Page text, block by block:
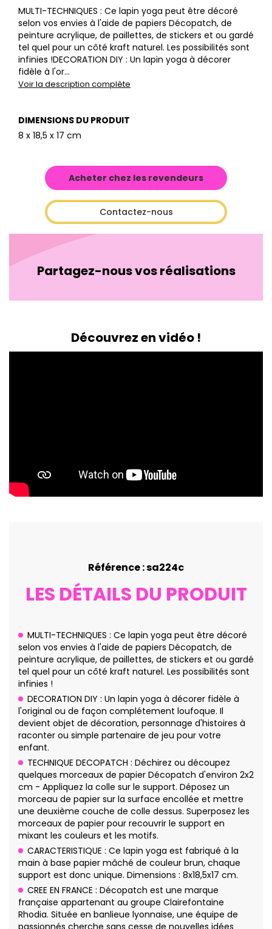
MULTI-TECHNIQUES : Ce lapin yoga peut être décoré
selon vos envies à l'aide de papiers Décopatch, de
peinture acrylique, de paillettes, de stickers et ou gardé
tel quel pour un côté kraft naturel. Les possibilités sont
infinies !DECORATION DIY : Un lapin yoga à décorer
fidèle à l'or...
Voir la description complète
DIMENSIONS DU PRODUIT
8 x 18,5 x 17 cm
Acheter chez les revendeurs
Contactez-nous
Partagez-nous vos réalisations
Découvrez en vidéo !
Référence : sa224c
LES DÉTAILS DU PRODUIT
MULTI-TECHNIQUES : Ce lapin yoga peut être décoré
selon vos envies à l'aide de papiers Décopatch, de
peinture acrylique, de paillettes, de stickers et ou gardé
tel quel pour un côté kraft naturel. Les possibilités sont
infinies !
DECORATION DIY : Un lapin yoga à décorer fidèle à
l'original ou de façon complétement loufoque. Il
devient objet de décoration, personnage d'histoires à
raconter ou simple partenaire de jeu pour votre
enfant.
TECHNIQUE DECOPATCH : Déchirez ou découpez
quelques morceaux de papier Décopatch d'environ 2x2
cm - Appliquez la colle sur le support. Déposez un
morceau de papier sur la surface encollée et mettre
une deuxième couche de colle dessus. Superposez les
morceaux de papier pour recouvrir le support en
mixant les couleurs et les motifs.
CARACTERISTIQUE : Ce lapin yoga est fabriqué à la
main à base papier mâché de couleur brun, chaque
support est donc unique. Dimensions : 8x18,5x17 cm.
CREE EN FRANCE : Décopatch est une marque
française appartenant au groupe Clairefontaine
Rhodia. Située en banlieue lyonnaise, une équipe de